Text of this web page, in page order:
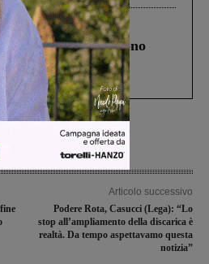
in A1 in cui morirono
Lo schianto, il
fra tir....
Articolo successivo
Podere Rota, Casucci (Lega): “Lo
stop all’ampliamento della discarica è
realtà. Da tempo aspettavamo questa
notizia”